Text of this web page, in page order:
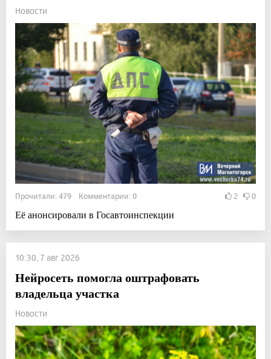
Новости
Прочитали: 479 Комментарии: 0 2 0
Её анонсировали в Госавтоинспекции
10:30, 7 авг 2026
Нейросеть помогла оштрафовать
владельца участка
Новости